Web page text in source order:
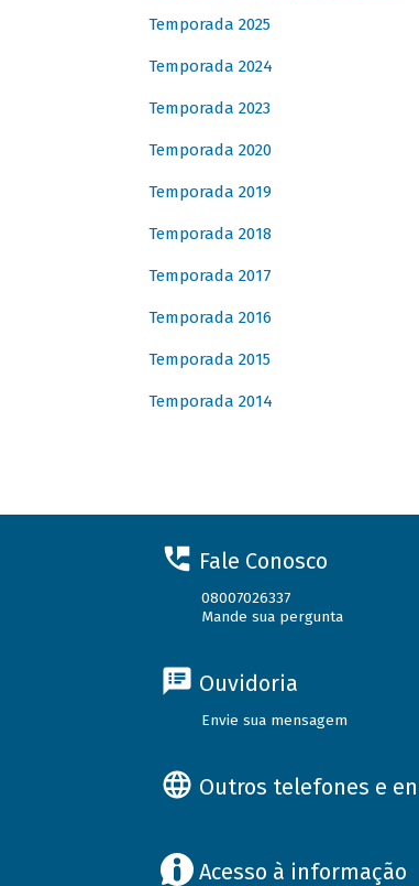
Temporada 2025
Temporada 2024
Temporada 2023
Temporada 2020
Temporada 2019
Temporada 2018
Temporada 2017
Temporada 2016
Temporada 2015
Temporada 2014
Fale Conosco
08007026337
Mande sua pergunta
Ouvidoria
Envie sua mensagem
Outros telefones e
Acesso à informação